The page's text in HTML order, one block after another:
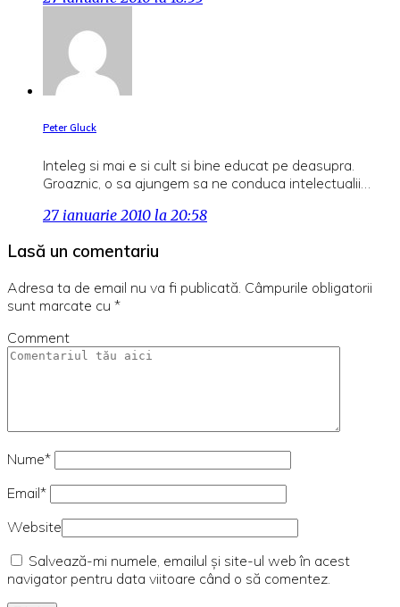
Peter Gluck
Inteleg si mai e si cult si bine educat pe deasupra.
Groaznic, o sa ajungem sa ne conduca intelectualii…
27 ianuarie 2010 la 20:58
Lasă un comentariu
Adresa ta de email nu va fi publicată. Câmpurile obligatorii
sunt marcate cu *
Comment
Nume*
Email*
Website
Salvează-mi numele, emailul și site-ul web în acest
navigator pentru data viitoare când o să comentez.